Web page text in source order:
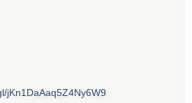
jKn1DaAaq5Z4Ny6W9